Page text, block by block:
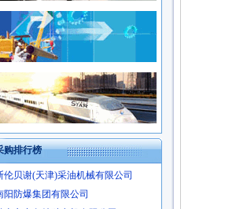
排行榜
中国石化扬子石油化工股份有限公司
国石化上海石油化工股份有限公司
国石化长岭炼化公司
国石油长庆油田分公司
国石油宁夏石化分公司
东墨龙石油机械股份有限公司
庆油田物资集团
斯伦贝谢(天津)采油机械有限公司
阳防爆集团有限公司
山市力久特种电机有限公司